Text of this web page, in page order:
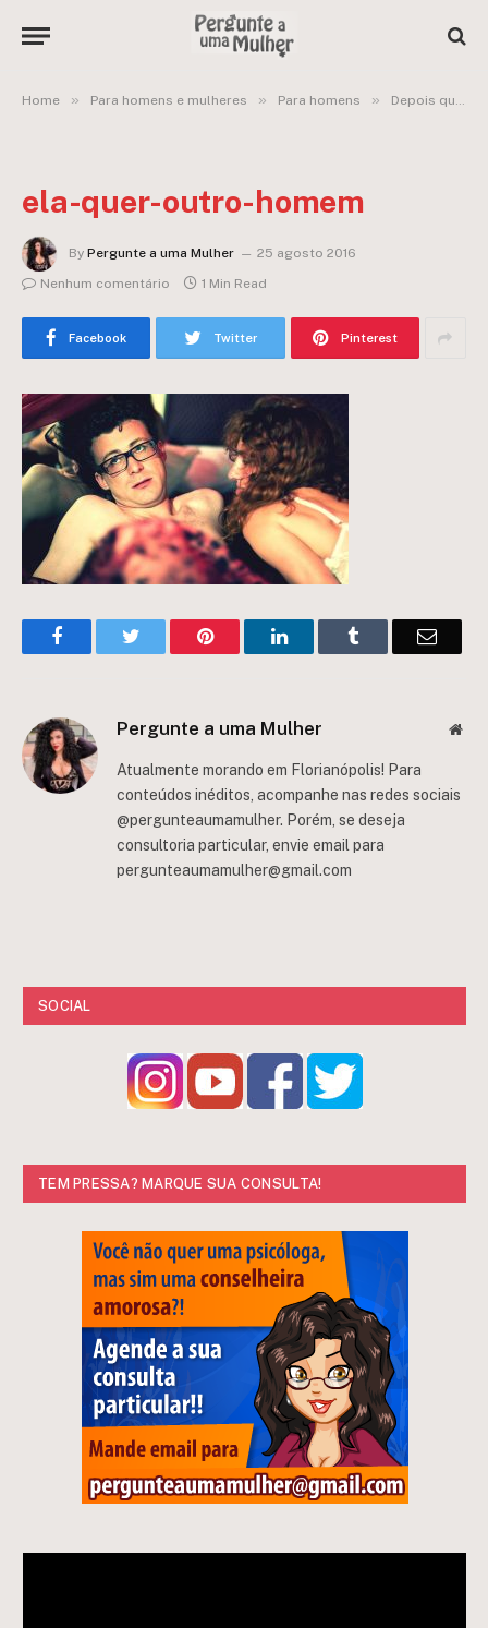
Home » Para homens e mulheres » Para homens » Depois que minha esposa insinuou querer outros, perdi o tesão nela
ela-quer-outro-homem
By Pergunte a uma Mulher
25 agosto 2016
Nenhum comentário
1 Min Read
Facebook Twitter Pinterest
FacebookTwitter Pinterest LinkedInTumblr Email
Pergunte a uma Mulher
Atualmente morando em Florianópolis! Para
conteúdos inéditos, acompanhe nas redes sociais
@pergunteaumamulher. Porém, se deseja
consultoria particular, envie email para
pergunteaumamulher@gmail.com
SOCIAL
TEM PRESSA? MARQUE SUA CONSULTA!